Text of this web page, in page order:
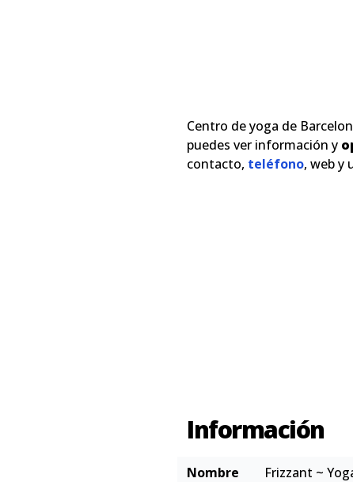
Centro de yoga de
puedes ver información y
contacto, teléfono, web y
Información
Nombre
Frizzant ~